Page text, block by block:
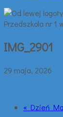
IMG_2901
29 maja, 2026
« Dzień